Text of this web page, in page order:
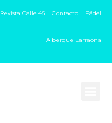
Revista Calle 45 Contacto Pádel
Albergue Larraona